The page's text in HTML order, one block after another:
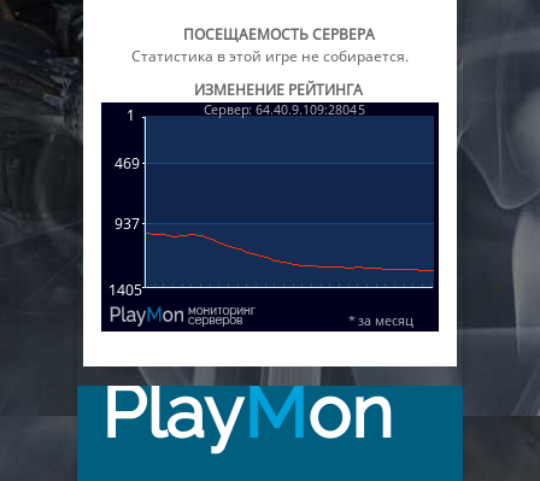
ПОСЕЩАЕМОСТЬ СЕРВЕРА
Статистика в этой игре не собирается.
ИЗМЕНЕНИЕ РЕЙТИНГА
PlayMon